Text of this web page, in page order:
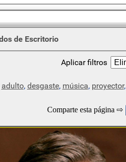
de Escritorio
Aplicar filtros
adulto, desgaste, música, proyector,